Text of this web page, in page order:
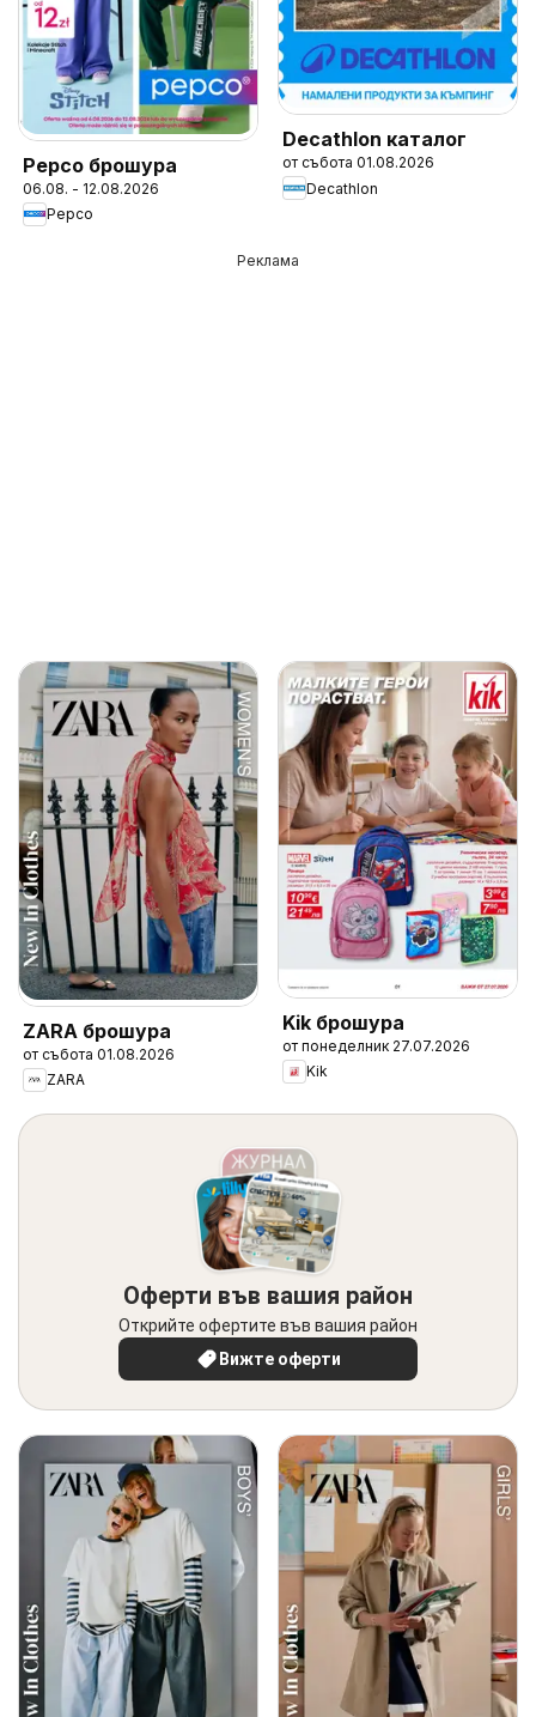
Pepco брошура
06.08. - 12.08.2026
Pepco
Decathlon каталог
от събота 01.08.2026
Decathlon
Реклама
ZARA брошура
от събота 01.08.2026
ZARA
Kik брошура
от понеделник 27.07.2026
Kik
Оферти във вашия район
Открийте офертите във вашия район
Вижте оферти